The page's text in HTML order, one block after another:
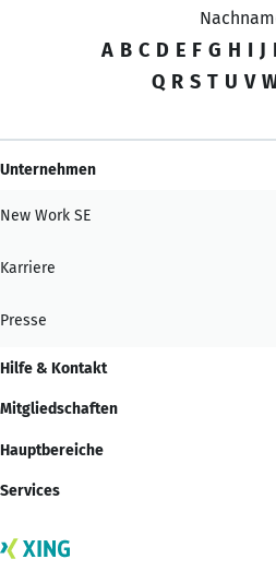
A B C D E F G H I J
Q R S T U V
Unternehmen
New Work SE
Karriere
Presse
Hilfe & Kontakt
Mitgliedschaften
Hauptbereiche
Services